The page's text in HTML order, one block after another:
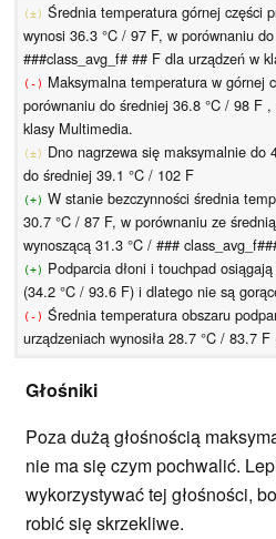
(±) Średnia temperatura górnej części
wynosi 36.3 °C / 97 F, w porównaniu
###class_avg_f# ## F dla urządzeń w
(-) Maksymalna temperatura w górnej
porównaniu do średniej 36.8 °C / 98 F
klasy Multimedia.
(±) Dno nagrzewa się maksymalnie do
do średniej 39.1 °C / 102 F
(+) W stanie bezczynności średnia
30.7 °C / 87 F, w porównaniu ze
wynoszącą 31.3 °C / ###
(+) Podparcia dłoni i touchpad
(34.2 °C / 93.6 F) i dlatego nie są
(-) Średnia temperatura obszaru
urządzeniach wynosiła 28.7 °C / 83.7
Głośniki
Poza dużą głośnością
nie ma się czym pochwalić.
wykorzystywać tej głośności,
robić się skrzekliwe.